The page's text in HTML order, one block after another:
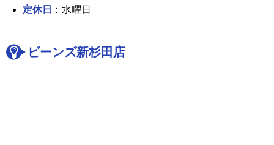
定休日
：水曜日
ビーンズ新杉田店